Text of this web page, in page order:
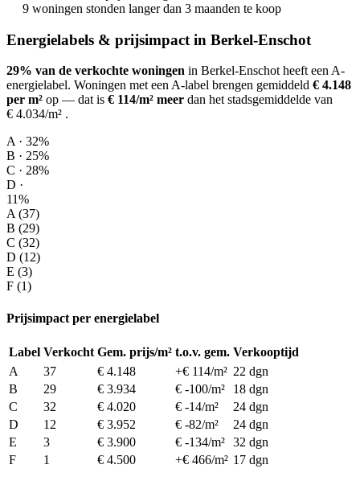
9 woningen stonden langer dan 3 maanden te koop
Energielabels & prijsimpact in Berkel-Enschot
29% van de verkochte woningen in Berkel-Enschot heeft een A-
energielabel. Woningen met een A-label brengen gemiddeld € 4.148
per m² op — dat is € 114/m² meer dan het stadsgemiddelde van
€ 4.034/m² .
A · 32%
B · 25%
C · 28%
D ·
11%
A (37)
B (29)
C (32)
D (12)
E (3)
F (1)
Prijsimpact per energielabel
Label Verkocht Gem. prijs/m² t.o.v. gem. Verkooptijd
A
37 € 4.148 +€ 114/m² 22 dgn
B
29 € 3.934 € -100/m²
18 dgn
C
32 € 4.020 € -14/m²
24 dgn
D
12 € 3.952 € -82/m²
24 dgn
E
3 € 3.900 € -134/m² 32 dgn
F
1 € 4.500 +€ 466/m² 17 dgn